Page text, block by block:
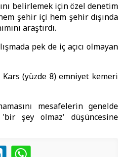
belirlemek için özel denetim
şehir içi hem şehir dışında
araştırdı.
pek de iç açıcı olmayan
(yüzde 8) emniyet kemeri
mesafelerin genelde
'bir şey olmaz' düşüncesine